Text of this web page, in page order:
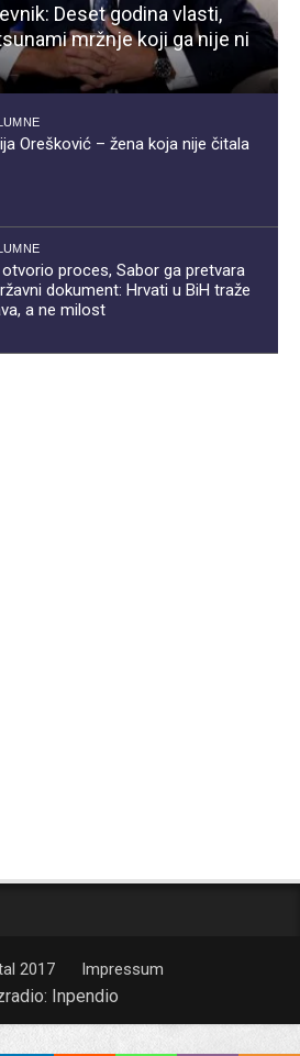
Deset godina vlasti,
mržnje koji ga nije ni
Orešković – žena koja nije čitala
otvorio proces, Sabor ga pretvara
dokument: Hrvati u BiH traže
a ne milost
2017 Impressum
Inpendio